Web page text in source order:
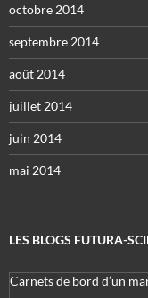
octobre 2014
septembre 2014
août 2014
juillet 2014
juin 2014
mai 2014
LES BLOGS FUTURA-
Carnets de bord d’un